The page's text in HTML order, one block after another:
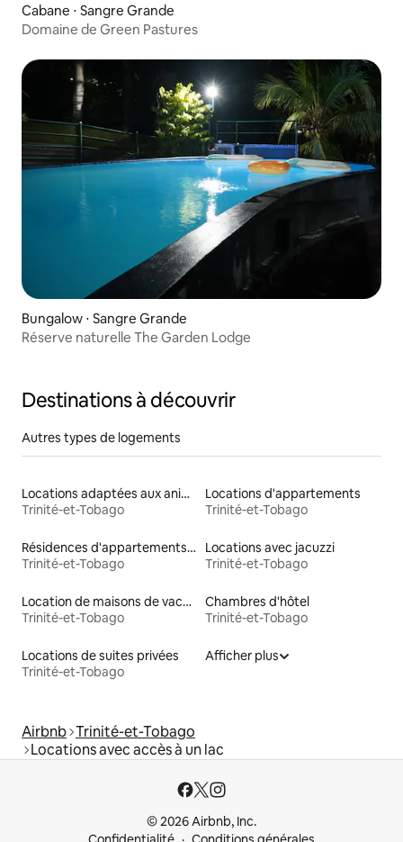
Cabane ⋅ Sangre Grande
Domaine de Green Pastures
Bungalow ⋅ Sangre Grande
Réserve naturelle The Garden Lodge
Destinations à découvrir
Autres types de logements
Locations adaptées aux animaux
Trinité-et-Tobago
Locations d'appartements
Trinité-et-Tobago
Résidences d'appartements en location
Trinité-et-Tobago
Locations avec jacuzzi
Trinité-et-Tobago
Location de maisons de vacances
Trinité-et-Tobago
Chambres d'hôtel
Trinité-et-Tobago
Locations de suites privées
Trinité-et-Tobago
Afficher plus
Airbnb Trinité-et-Tobago
Locations avec accès à un lac
© 2026 Airbnb, Inc.